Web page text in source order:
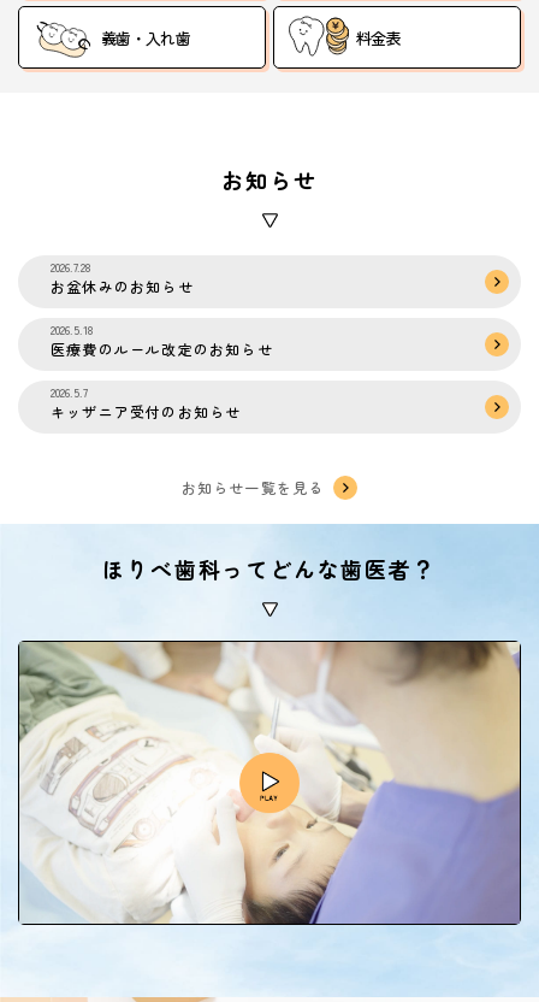
義歯・入れ歯 料金表
お知らせ
2026.7.28
お盆休みのお知らせ
2026.5.18
医療費のルール改定のお知らせ
2026.5.7
キッザニア受付のお知らせ
お知らせ一覧を見る
ほりべ歯科ってどんな歯医者？